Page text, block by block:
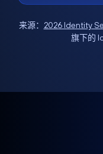
来源： 2026 Identity
旗下的